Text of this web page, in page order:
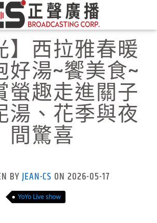
X
】西拉雅春暖
好湯~饗美食~
螢趣走進關子
湯、花季與夜
間驚喜
BY JEAN-CS ON 2026-05-17
YoYo Live show